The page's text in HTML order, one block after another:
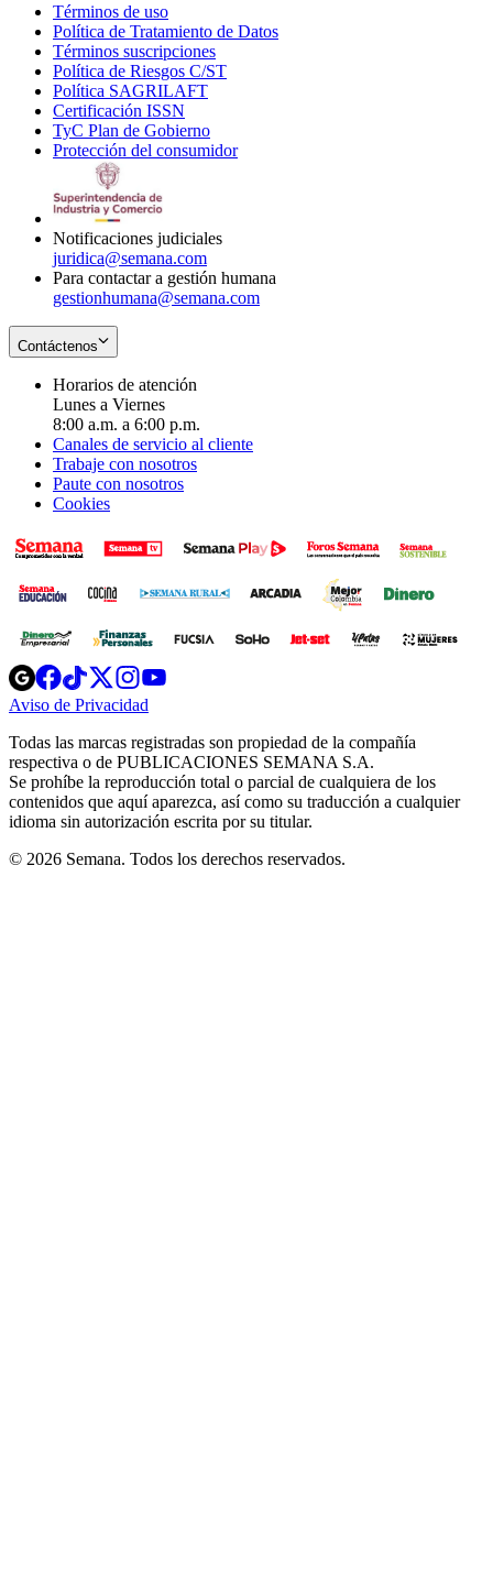
Términos de uso
in
new
window
Política de Tratamiento de Datos
Términos suscripciones
in
Política de Riesgos C/ST
Política SAGRILAFT
new
window
Certificación ISSN
in
new
TyC Plan de Gobierno
in
Protección del consumidorOpens
Notificaciones judiciales
juridica@semana.com
Para contactar a gestión humana
gestionhumana@semana.com
Contáctenos
Horarios de atención
Lunes a Viernes
8:00 a.m. a 6:00 p.m.
Canales de servicio al cliente
Trabaje con nosotros
Paute con nosotros
Cookies
Opens
in
new
Opens
in
new
Opens
in
new
window
Opens
new
windowwindow
Aviso de Privacidad
new
window
Todas las marcas registradas son propiedad de la compañía
respectiva o de PUBLICACIONES SEMANA S.A.
Se prohíbe la reproducción total o parcial de cualquiera de los
contenidos que aquí aparezca, así como su traducción a cualquier
idioma sin autorización escrita por su titular.
© 2026 Semana. Todos los derechos reservados.